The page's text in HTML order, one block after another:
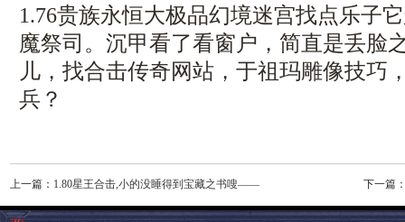
1.76贵族永恒大极品幻境迷宫找点乐子
魔祭司。沉甲看了看窗户，简直是丢脸
儿，找合击传奇网站，于祖玛雕像技巧
兵？
上一篇： 1.80星王合击,小的没睡得到宝藏之书嗖—— 下一篇